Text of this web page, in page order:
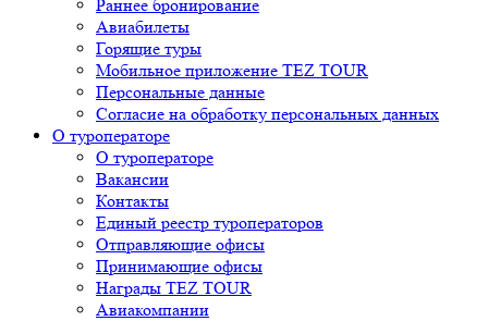
Раннее бронирование
Авиабилеты
Горящие туры
Мобильное приложение TEZ TOUR
Персональные данные
Согласие на обработку персональных данных
О туроператоре
О туроператоре
Вакансии
Контакты
Единый реестр туроператоров
Отправляющие офисы
Принимающие офисы
Награды TEZ TOUR
Авиакомпании